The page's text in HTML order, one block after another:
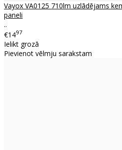
Vayox VA0125 710lm uzlādējams
paneli
..
€1497
Ielikt grozā
Pievienot vēlmju sarakstam